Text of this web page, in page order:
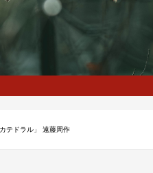
カテドラル」 遠藤周作